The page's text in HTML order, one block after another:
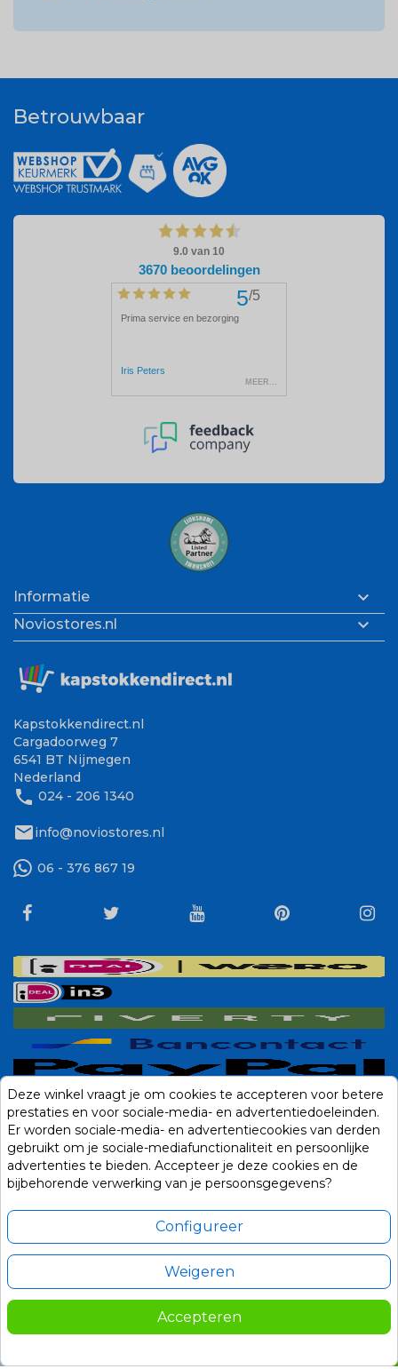
Betrouwbaar
Informatie 
Noviostores.nl 
Kapstokkendirect.nl
Cargadoorweg 7
6541 BT Nijmegen
Nederland
phone 024 - 206 1340
mailinfo@noviostores.nl
06 - 376 867 19
Deze winkel vraagt je om cookies te accepteren voor betere
prestaties en voor sociale-media- en advertentiedoeleinden.
Er worden sociale-media- en advertentiecookies van derden
gebruikt om je sociale-mediafunctionaliteit en persoonlijke
advertenties te bieden. Accepteer je deze cookies en de
bijbehorende verwerking van je persoonsgegevens?
Configureer
Weigeren
Accepteren